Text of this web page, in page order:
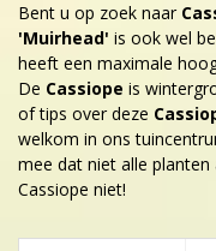
Bent u op zoek naar
'Muirhead' is ook wel
heeft een maximale
De Cassiope is
of tips over deze
welkom in ons
mee dat niet alle
Cassiope niet!